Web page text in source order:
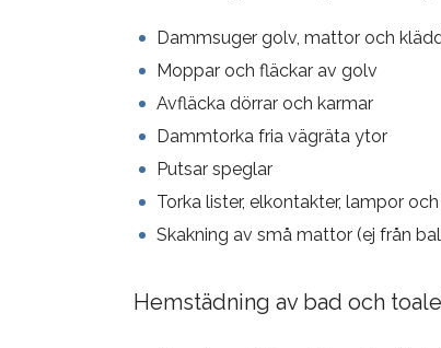
Dammsuger golv, mattor och
Moppar och fläckar av golv
Avfläcka dörrar och karmar
Dammtorka fria vägräta ytor
Putsar speglar
Torka lister, elkontakter, lampor
Skakning av små mattor (ej från
Hemstädning av bad och